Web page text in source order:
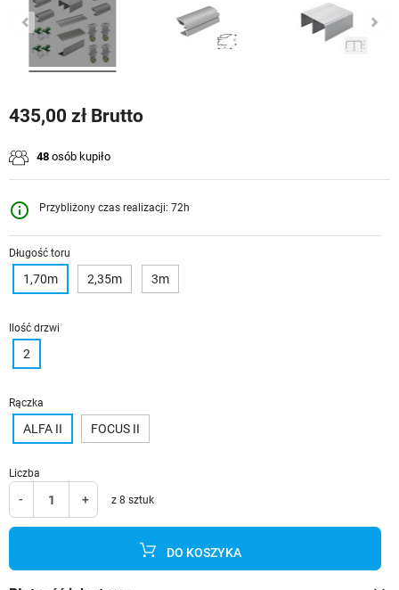
435,00 zł Brutto
48 osób kupiło
info_outline Przybliżony czas realizacji: 72h
Długość toru
1,70m 2,35m 3m
Ilość drzwi
2
Rączka
ALFA II FOCUS II
Liczba
- + z 8 sztuk
DO KOSZYKA